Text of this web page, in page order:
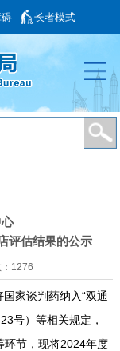
长者模式
评估结果的公示
1276
家谈判药纳入“双通
号）等相关规定，
环节，现将2024年度